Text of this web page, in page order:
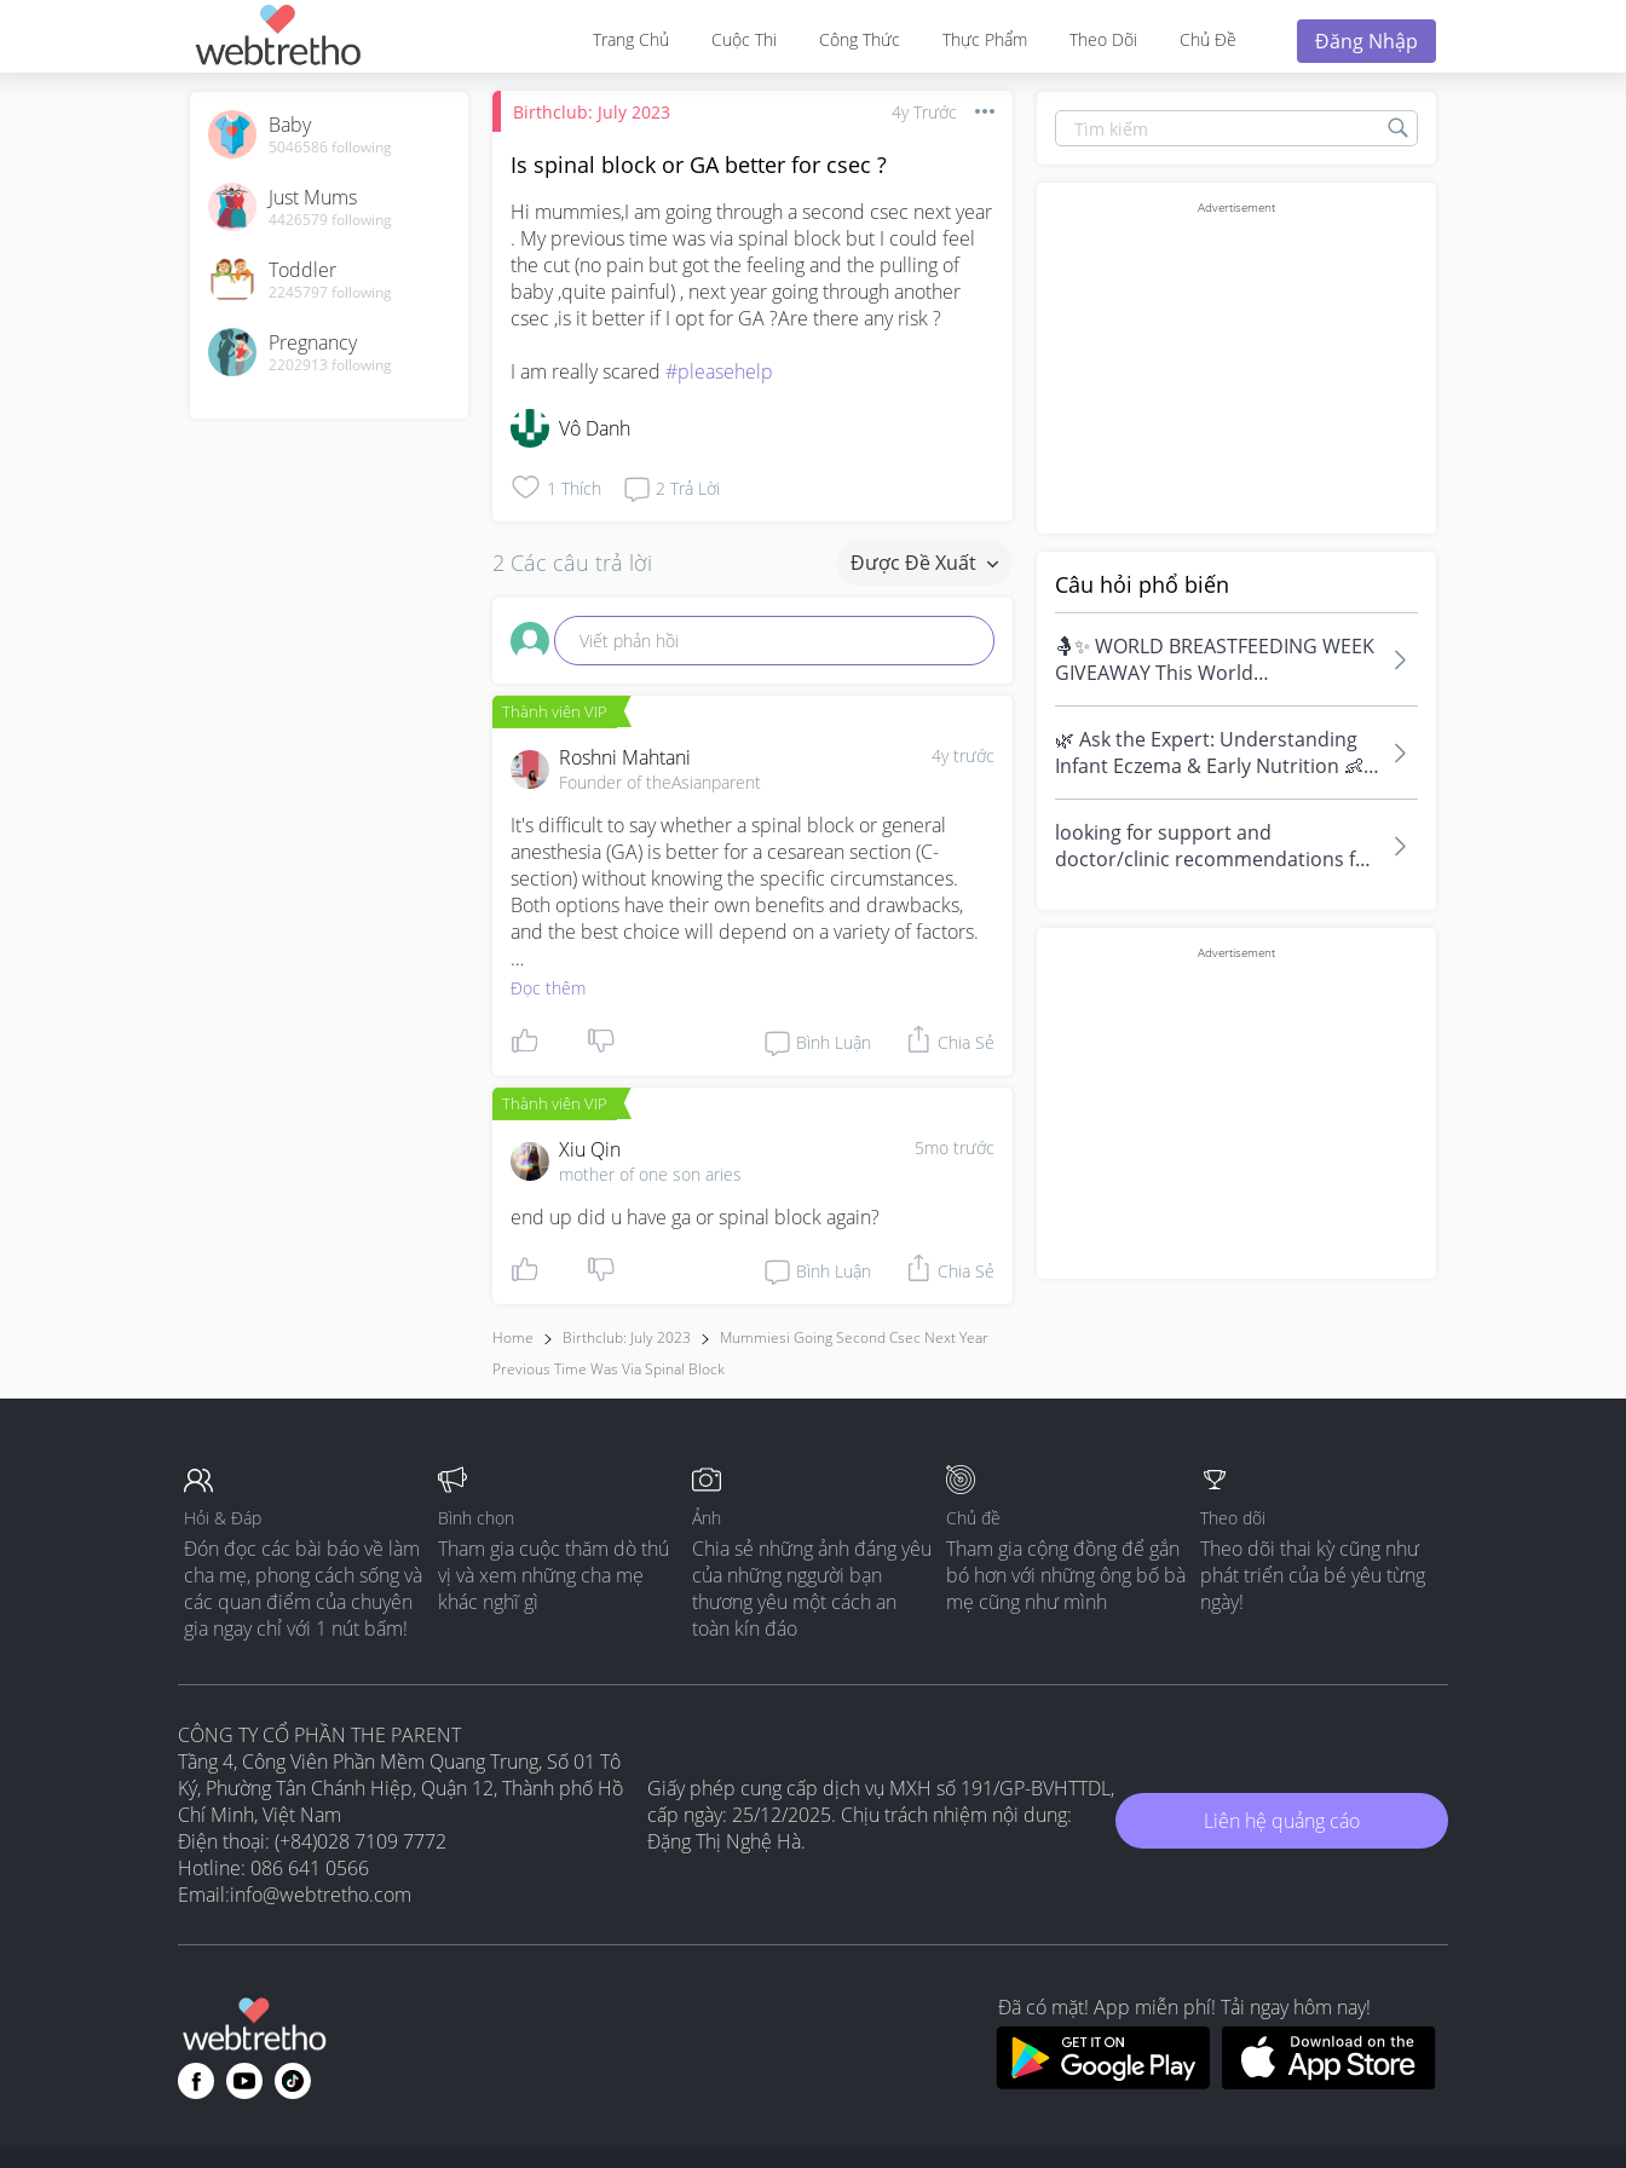
Trang Chủ Cuộc Thi Công Thức Thực Phẩm Theo Dõi Chủ Đề Đăng Nhập
Baby
5046586 following
Just Mums
4426579 following
Toddler
2245797 following
Pregnancy
2202913 following
Birthclub: July 2023 4y Trước
Is spinal block or GA better for csec ?
Hi mummies,I am going through a second csec next year
. My previous time was via spinal block but I could feel
the cut (no pain but got the feeling and the pulling of
baby ,quite painful) , next year going through another
csec ,is it better if I opt for GA ?Are there any risk ?
I am really scared #pleasehelp
Vô Danh
1 Thích 2 Trả Lời
2 Các câu trả lời Được Đề Xuất
Viết phản hồi
Thành viên VIP
4y trước
Roshni Mahtani
Founder of theAsianparent
It's difficult to say whether a spinal block or general
anesthesia (GA) is better for a cesarean section (C-
section) without knowing the specific circumstances.
Both options have their own benefits and drawbacks,
and the best choice will depend on a variety of factors.
What has your obgyn adviced you?
Đọc thêm
Bình Luận Chia Sẻ
Thành viên VIP
5mo trước
Xiu Qin
mother of one son aries
end up did u have ga or spinal block again?
Bình Luận Chia Sẻ
Home Birthclub: July 2023
Mummiesi Going Second Csec Next Year
Previous Time Was Via Spinal Block
Câu hỏi phổ biến
🤱✨ WORLD BREASTFEEDING WEEK
GIVEAWAY This World
Breastfeeding Week, we're
celebrating every mum's fe...
🌿 Ask the Expert: Understanding
Infant Eczema & Early Nutrition 👶
Have questions about eczema,
sensi...
looking for support and
doctor/clinic recommendations for
Hỏi & Đáp
Đón đọc các bài báo về làm
cha mẹ, phong cách sống và
các quan điểm của chuyên
gia ngay chỉ với 1 nút bấm!
Bình chọn
Tham gia cuộc thăm dò thú
vị và xem những cha mẹ
khác nghĩ gì
Ảnh
Chia sẻ những ảnh đáng yêu
của những nggười bạn
thương yêu một cách an
toàn kín đáo
Chủ đề
Tham gia cộng đồng để gắn
bó hơn với những ông bố bà
mẹ cũng như mình
Theo dõi
Theo dõi thai kỳ cũng như
phát triển của bé yêu từng
ngày!
CÔNG TY CỔ PHẦN THE PARENT
Tầng 4, Công Viên Phần Mềm Quang Trung, Số 01 Tô
Ký, Phường Tân Chánh Hiệp, Quận 12, Thành phố Hồ
Chí Minh, Việt Nam
Điện thoại: (+84)028 7109 7772
Hotline: 086 641 0566
Email:info@webtretho.com
Giấy phép cung cấp dịch vụ MXH số 191/GP-BVHTTDL,
cấp ngày: 25/12/2025. Chịu trách nhiệm nội dung:
Đặng Thị Nghệ Hà.
Liên hệ quảng cáo
Đã có mặt! App miễn phí! Tải ngay hôm nay!